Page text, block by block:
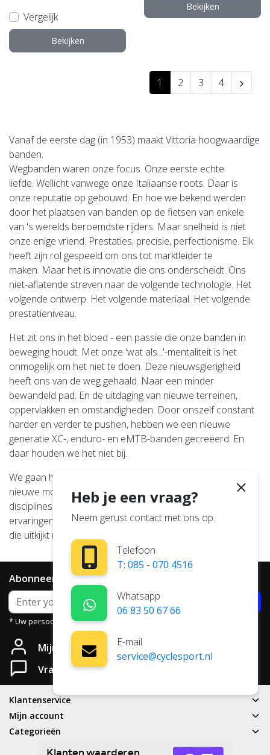
Vergelijk
Bekijken
Bekijken
1 2 3 4
Vanaf de eerste dag (in 1953) maakt Vittoria hoogwaardige
banden.
Wegbanden waren onze focus. Onze eerste echte
liefde. Wellicht vanwege onze Italiaanse roots. Daar is
onze reputatie op gebouwd. En hoe we bekend werden
door het plaatsen van banden op de fietsen van enkele
van 's werelds beroemdste rijders. Maar snelheid is niet
onze enige vriend. Prestaties, precisie, perfectionisme. Elk
heeft zijn rol gespeeld om ons tot marktleider te
maken. Maar het is innovatie die ons onderscheidt. Ons
niet-aflatende streven naar de volgende technologie. Het
volgende ontwerp. Het volgende materiaal. Het volgende
prestatieniveau.
Het zit ons in het bloed - een passie die onze banden in
beweging houdt. Met onze 'wat als...'-mentaliteit is het
onmogelijk om het niet te doen. Deze nieuwsgierigheid
heeft ons van de weg gehaald. Naar een minder
bewandeld pad. En de uitdaging van nieuwe terreinen,
oppervlakken en omstandigheden. Door onszelf constant
harder en verder te pushen, hebben we een nieuwe
generatie XC-, enduro- en eMTB-banden gecreëerd. En
daar houden we het niet bij.
We gaan het onontgonnen gebied verkennen. Ontdek
nieuwe mogelijkheden – misschien zelfs hele nieuwe
disciplines. Zie je, we maken niet alleen banden. We maken
ervaringen voor elke rijder. Een wereldwijde gemeenschap
die uitkijkt naar de rit die voor ons ligt.
Abonneer je op onze nieuwsbrief
* Uw persoonsgegevens worden niet aan derden verstrekt.
Mijn account
Vragen?
Klantenservice
Mijn account
Categorieën
Heb je een vraag?
Neem gerust contact met ons op.
Telefoon
T: 085 - 070 4516
Whatsapp
06 83 50 67 66
E-mail
service@cyclesport.nl